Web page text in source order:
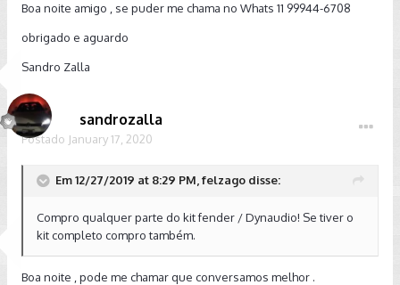
Boa noite amigo , se puder me chama no Whats 11 99944-6708
obrigado e aguardo
Sandro Zalla
sandrozalla
Postado January 17, 2020
Em 12/27/2019 at 8:29 PM, felzago disse:
Compro qualquer parte do kit fender / Dynaudio! Se tiver o
kit completo compro também.
Boa noite , pode me chamar que conversamos melhor .